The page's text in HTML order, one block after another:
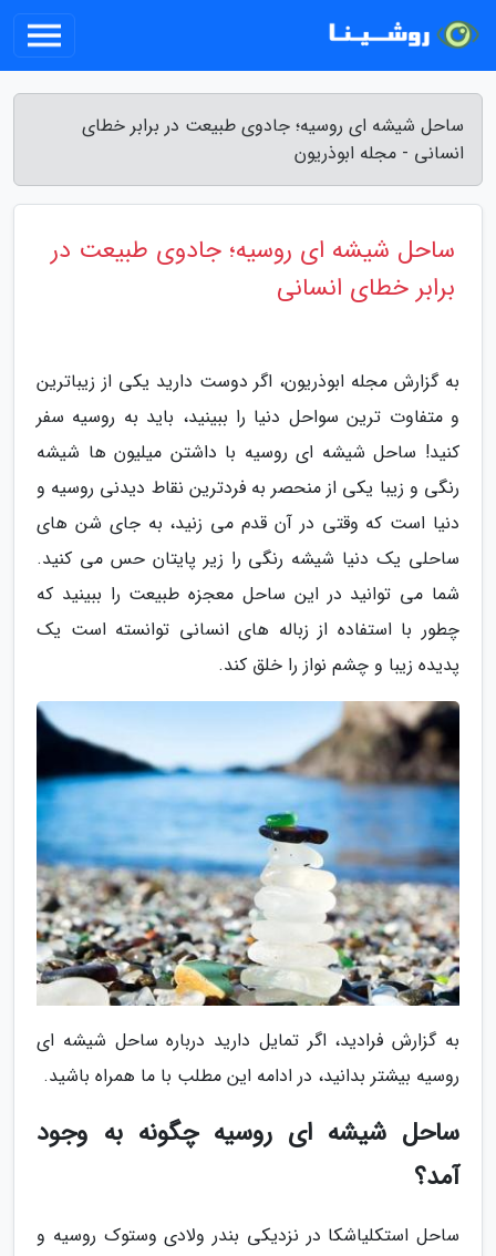
ساحل شیشه ای روسیه؛ جادوی طبیعت در برابر خطای
انسانی - مجله ابوذریون
ساحل شیشه ای روسیه؛ جادوی طبیعت در
برابر خطای انسانی
به گزارش مجله ابوذریون، اگر دوست دارید یکی از زیباترین
و متفاوت ترین سواحل دنیا را ببینید، باید به روسیه سفر
کنید! ساحل شیشه ای روسیه با داشتن میلیون ها شیشه
رنگی و زیبا یکی از منحصر به فردترین نقاط دیدنی روسیه و
دنیا است که وقتی در آن قدم می زنید، به جای شن های
ساحلی یک دنیا شیشه رنگی را زیر پایتان حس می کنید.
شما می توانید در این ساحل معجزه طبیعت را ببینید که
چطور با استفاده از زباله های انسانی توانسته است یک
پدیده زیبا و چشم نواز را خلق کند.
به گزارش فرادید، اگر تمایل دارید درباره ساحل شیشه ای
روسیه بیشتر بدانید، در ادامه این مطلب با ما همراه باشید.
ساحل شیشه ای روسیه چگونه به وجود
آمد؟
ساحل استکلیاشکا در نزدیکی بندر ولادی وستوک روسیه و